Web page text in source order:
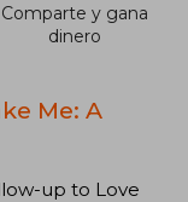
Comparte y gana
dinero
Me: A
up to Love